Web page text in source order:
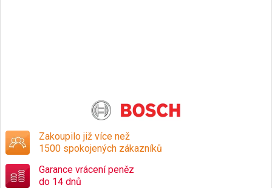
Zakoupilo již více než
1500 spokojených zákazníků
Garance vrácení peněz
do 14 dnů